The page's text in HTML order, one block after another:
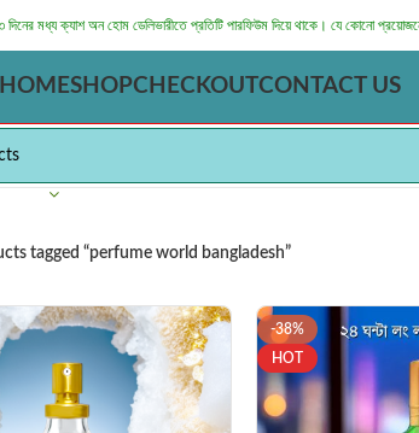
দিনের মধ্য ক্যাশ অন হোম ডেলিভারীতে প্রতিটি পারফিউম দিয়ে থাকে। যে কোনো
HOMESHOPCHECKOUTCONTACT US
tagged “perfume world bangladesh”
-38%
HOT